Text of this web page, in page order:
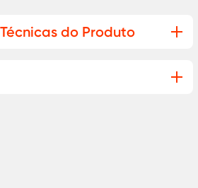
do Produto